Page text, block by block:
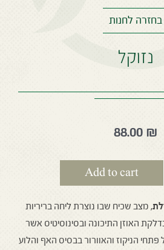
בחזרה לחנות
נזוקל
88.00 ₪
Add to cart
מצב שכיח שבו נוצרת ליחה בריריות
האוזן התיכונה ובסינוסיטיס אשר
הניקוז והאוורור בבסיס האף והלוע